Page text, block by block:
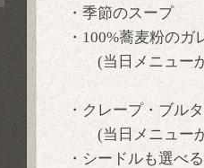
・季節のスープ
・100%蕎麦粉のガ
(当日メニューか
・クレープ・ブル
(当日メニューか
・シードルも選べ